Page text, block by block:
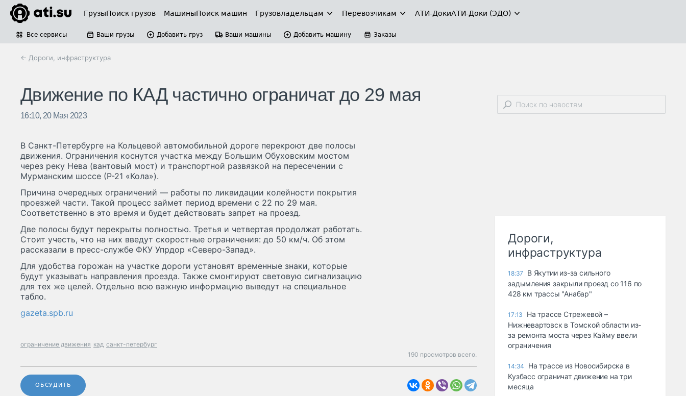
ГрузыПоиск грузов МашиныПоиск машин Грузовладельцам Перевозчикам АТИ-ДокиАТИ-Доки (ЭДО)
Все сервисы Ваши грузы Добавить груз Ваши машины Добавить машину Заказы
← Дороги, инфраструктура
Движение по КАД частично ограничат до 29 мая
16:10, 20 Мая 2023
В Санкт-Петербурге на Кольцевой автомобильной дороге перекроют две полосы
движения. Ограничения коснутся участка между Большим Обуховским мостом
через реку Нева (вантовый мост) и транспортной развязкой на пересечении с
Мурманским шоссе (Р-21 «Кола»).
Причина очередных ограничений — работы по ликвидации колейности покрытия
проезжей части. Такой процесс займет период времени с 22 по 29 мая.
Соответственно в это время и будет действовать запрет на проезд.
Две полосы будут перекрыты полностью. Третья и четвертая продолжат работать.
Стоит учесть, что на них введут скоростные ограничения: до 50 км/ч. Об этом
рассказали в пресс-службе ФКУ Упрдор «Северо-Запад».
Для удобства горожан на участке дороги установят временные знаки, которые
будут указывать направления проезда. Также смонтируют световую сигнализацию
для тех же целей. Отдельно всю важную информацию выведут на специальное
табло.
gazeta.spb.ru
ограничение движения кад санкт-петербург
190 просмотров всего.
ОБСУДИТЬ
Дороги,
инфраструктура
18:37
В Якутии из-за сильного
задымления закрыли проезд со 116 по
428 км трассы "Анабар"
17:13
На трассе Стрежевой –
Нижневартовск в Томской области из-
за ремонта моста через Кайму ввели
ограничения
14:34
На трассе из Новосибирска в
Кузбасс ограничат движение на три
месяца